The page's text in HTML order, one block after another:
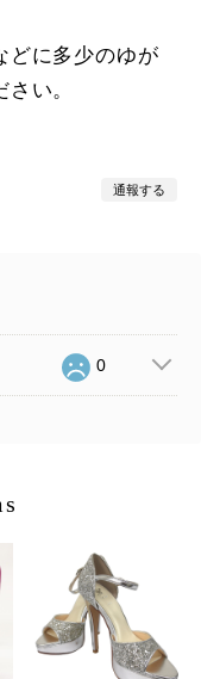
どに多少のゆが
い。
通報する
0